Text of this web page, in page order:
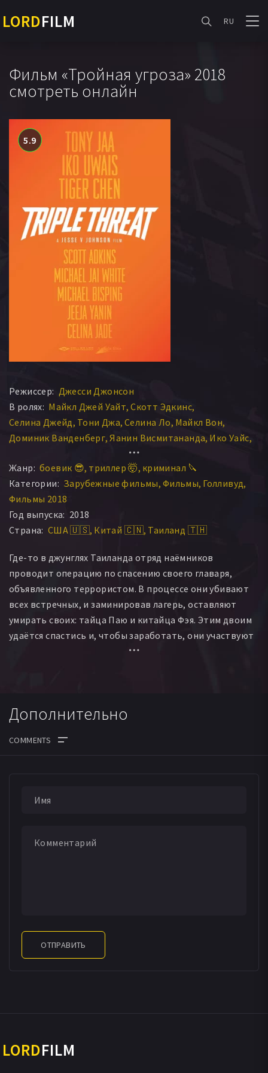
LORDFILM RU
Фильм «Тройная угроза» 2018
смотреть онлайн
5.9
Режиссер: Джесси Джонсон
В ролях: Майкл Джей Уайт Скотт Эдкинс
Селина Джейд Тони Джа Селина Ло Майкл Вон
Доминик Ванденберг Яанин Висмитананда Ико Уайс
Рон Смуренбург
Моника Мок Дэниэл Уайт Тайгер Ху Чен Селина Жаде
Йанин Висмитананда
Жанр: боевик 😎 триллер 🤯 криминал 🔪
Категории: Зарубежные фильмы Фильмы Голливуд
Фильмы 2018
Год выпуска: 2018
Страна: США 🇺🇸 Китай 🇨🇳 Таиланд 🇹🇭
Где-то в джунглях Таиланда отряд наёмников
проводит операцию по спасению своего главаря,
объявленного террористом. В процессе они убивают
всех встречных, и заминировав лагерь, оставляют
умирать своих: тайца Паю и китайца Фэя. Этим двоим
удаётся спастись и, чтобы заработать, они участвуют
в боях без правил, где на них и выходит Джака -
полицейский участок. В это время уже знакомый нам
наследницу миллионов Сянь, которая хочет потратить
самого полицейского участка, где содержатся Паю и
Дополнительно
ОТПРАВИТЬ
LORDFILM